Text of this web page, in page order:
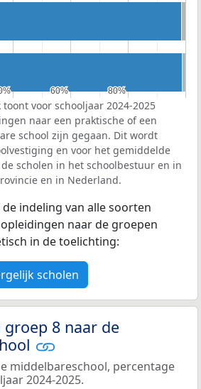
60%
60% 80%
80%
voor schooljaar 2024-2025
naar een praktische of een
school zijn gegaan. Dit wordt
en voor het gemiddelde
scholen in het schoolbestuur en in
en in Nederland.
indeling van alle soorten
naar de groepen
in de toelichting:
scholen
8 naar de
middelbareschool, percentage
2024-2025.